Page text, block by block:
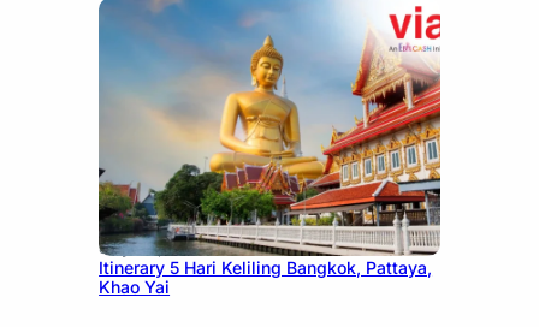
July 20, 2026
Itinerary 5 Hari Keliling Bangkok, Pattaya,
Khao Yai